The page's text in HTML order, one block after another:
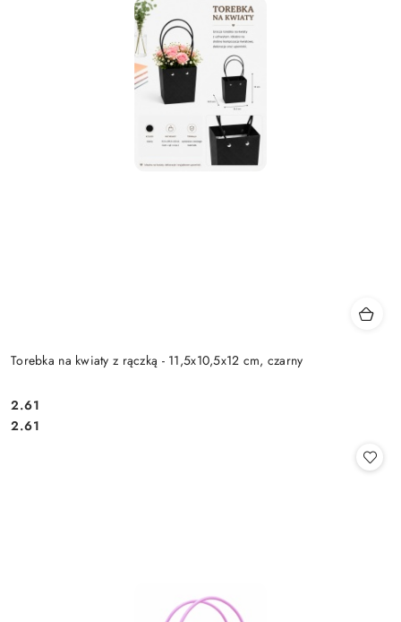
Torebka na kwiaty z rączką - 11,5x10,5x12 cm, czarny
Cena:
2.61
Cena:
2.61